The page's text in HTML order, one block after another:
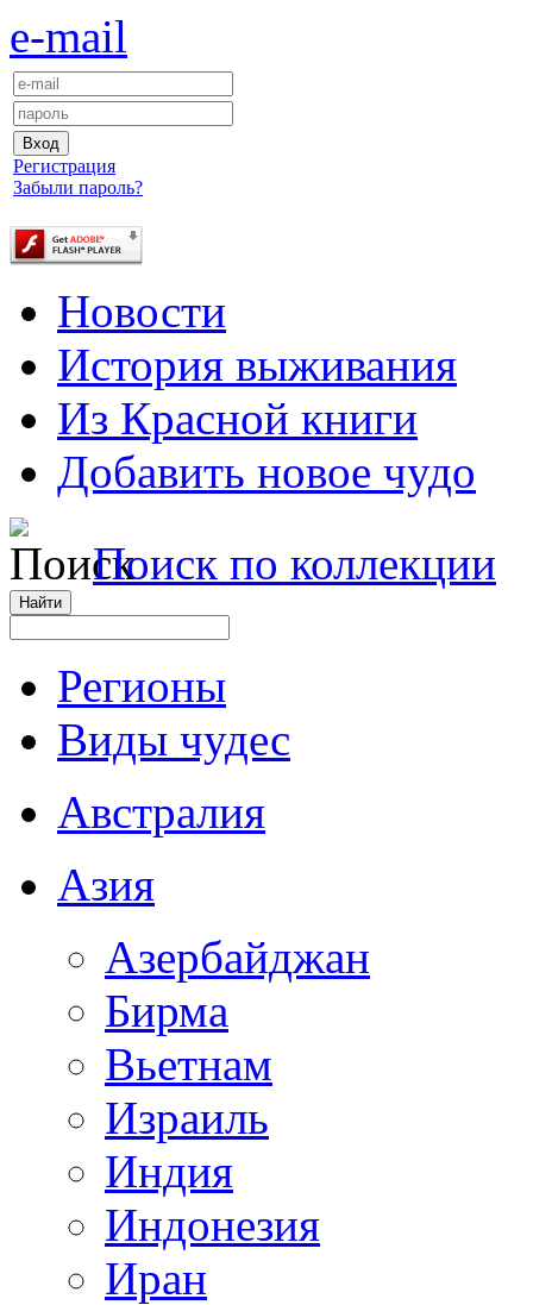
e-mail
Регистрация
Забыли пароль?
Новости
История выживания
Из Красной книги
Добавить новое чудо
Поиск по коллекции
Регионы
Виды чудес
Австралия
Азия
Азербайджан
Бирма
Вьетнам
Израиль
Индия
Индонезия
Иран